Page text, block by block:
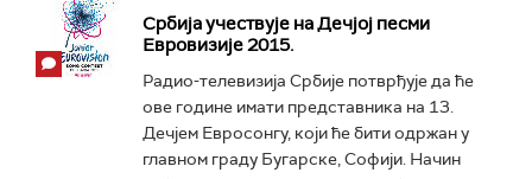
Србија учествује на Дечјој песми
Евровизије 2015.
Радио-телевизија Србије потврђује да ће
ове године имати представника на 13.
Дечјем Евросонгу, који ће бити одржан у
главном граду Бугарске, Софији. Начин